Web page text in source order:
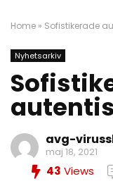
Home » Sofistikerade
Nyhetsarkiv
avg-
maj 18, 2021
43 Views